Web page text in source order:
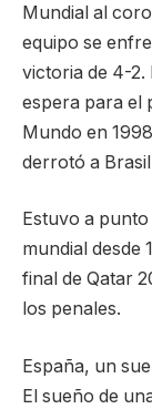
Mundial al
equipo se
victoria de 4-2.
espera para el
Mundo en
derrotó a
Estuvo a
mundial desde
final de Qatar
los penales.
España, un
El sueño de